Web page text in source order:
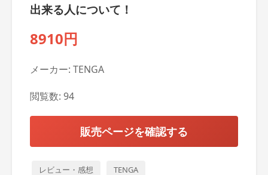
出来る人について！
8910円
メーカー: TENGA
閲覧数: 94
販売ページを確認する
レビュー・感想 TENGA